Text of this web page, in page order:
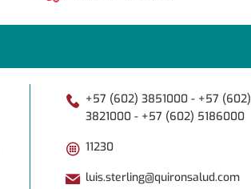
+57 (602) 3851000 - +57 (602)
3821000 - +57 (602) 5186000
11230
luis.sterling@quironsalud.com